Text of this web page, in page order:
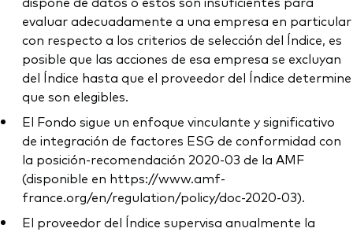
evaluar adecuadamente a una empresa en particular
con respecto a los criterios de selección del Índice, es
posible que las acciones de esa empresa se excluyan
del Índice hasta que el proveedor del Índice determine
que son elegibles.
El Fondo sigue un enfoque vinculante y significativo
de integración de factores ESG de conformidad con
la posición-recomendación 2020-03 de la AMF
(disponible en https://www.amf-
france.org/en/regulation/policy/doc-2020-03).
El proveedor del Índice supervisa anualmente la